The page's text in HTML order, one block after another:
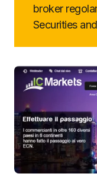
broker
Securities